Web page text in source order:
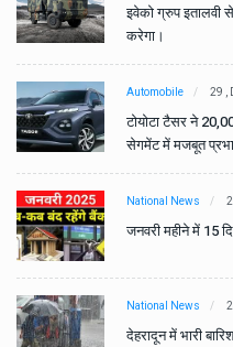
इवेको ग्रुप इतालवी
करेगा।
Automobile 29 ,
टोयोटा टैसर ने
सेगमेंट में मजबूत
National News
जनवरी महीने में 15
National News
देहरादून में भारी